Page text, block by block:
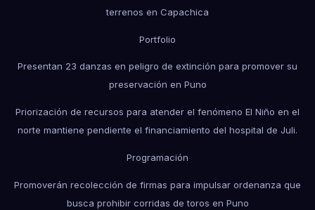
terrenos en Capachica
Portfolio
Presentan 23 danzas en peligro de extinción para promover su
preservación en Puno
Priorización de recursos para atender el fenómeno El Niño en el
norte mantiene pendiente el financiamiento del hospital de Juli.
Programación
Promoverán recolección de firmas para impulsar ordenanza que
busca prohibir corridas de toros en Puno